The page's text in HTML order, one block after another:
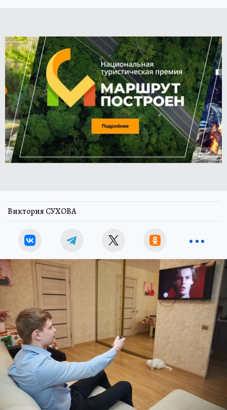
Виктория СУХОВА